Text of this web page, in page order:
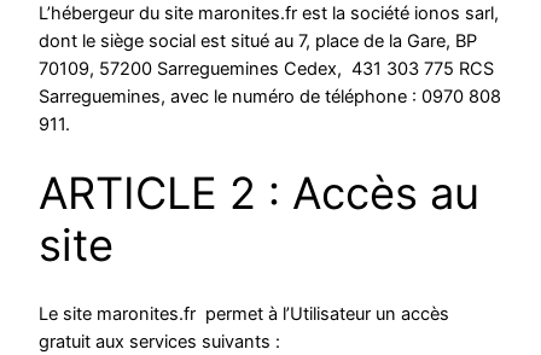
L’hébergeur du site maronites.fr est la société ionos sarl,
dont le siège social est situé au 7, place de la Gare, BP
70109, 57200 Sarreguemines Cedex, 431 303 775 RCS
Sarreguemines, avec le numéro de téléphone : 0970 808
911.
ARTICLE 2 : Accès au
site
Le site maronites.fr permet à l’Utilisateur un accès
gratuit aux services suivants :